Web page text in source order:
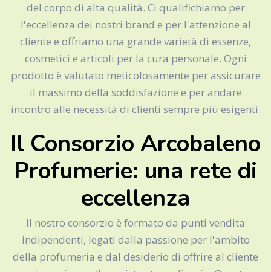
del corpo di alta qualità. Ci qualifichiamo per
l'eccellenza dei nostri brand e per l'attenzione al
cliente e offriamo una grande varietà di essenze,
cosmetici e articoli per la cura personale. Ogni
prodotto è valutato meticolosamente per assicurare
il massimo della soddisfazione e per andare
incontro alle necessità di clienti sempre più esigenti.
Il Consorzio Arcobaleno
Profumerie: una rete di
eccellenza
Il nostro consorzio è formato da punti vendita
indipendenti, legati dalla passione per l'ambito
della profumeria e dal desiderio di offrire al cliente